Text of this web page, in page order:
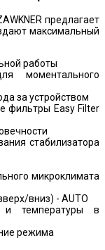
предлагает
максимальный
работы
моментального
за устройством
фильтры Easy Filter
стабилизатора
микроклимата
вниз) - AUTO
и температуры в
режима